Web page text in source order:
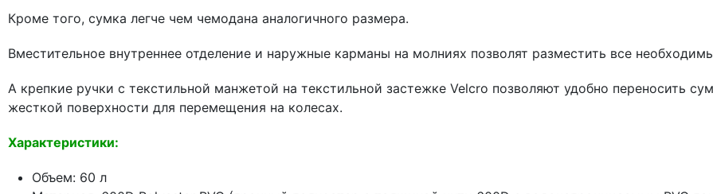
Кроме того, сумка легче чем чемодана аналогичного размера.
Вместительное внутреннее отделение и наружные карманы на молниях позволят разместить все
А крепкие ручки с текстильной манжетой на текстильной застежке Velcro позволяют удобно переносить
жесткой поверхности для перемещения на колесах.
Характеристики:
Объем: 60 л